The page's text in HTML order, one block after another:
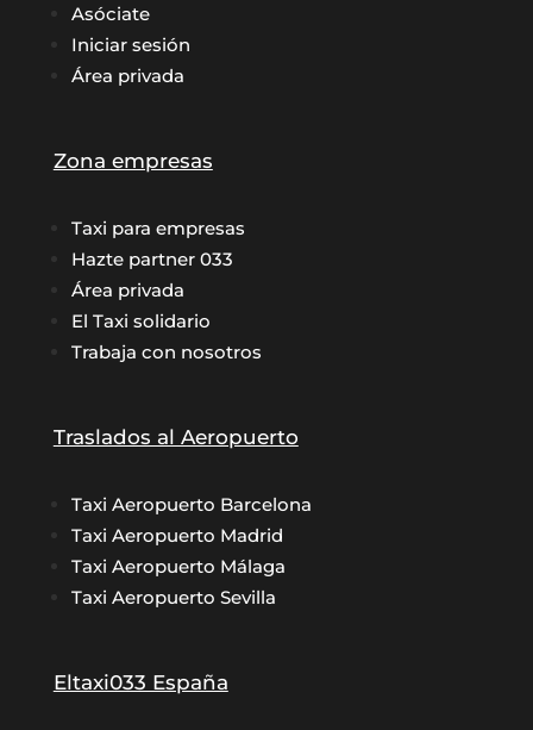
Asóciate
Iniciar sesión
Área privada
Zona empresas
Taxi para empresas
Hazte partner 033
Área privada
El Taxi solidario
Trabaja con nosotros
Traslados al Aeropuerto
Taxi Aeropuerto Barcelona
Taxi Aeropuerto Madrid
Taxi Aeropuerto Málaga
Taxi Aeropuerto Sevilla
Eltaxi033 España